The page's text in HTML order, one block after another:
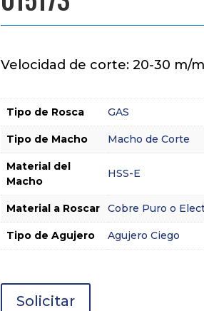
Velocidad de corte: 20-30 m/
Tipo de Rosca GAS
Tipo de Macho Macho de Corte
Material del
Macho
HSS-E
Material a Roscar Cobre Puro o
Tipo de Agujero Agujero Ciego
Solicitar